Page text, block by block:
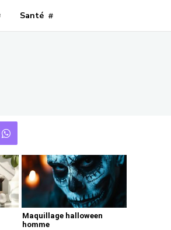
Santé
Maquillage halloween
homme